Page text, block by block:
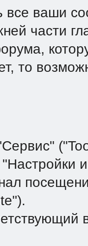
ваши
части
то